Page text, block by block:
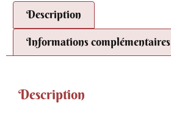
Description
Informations complémentaires
Description